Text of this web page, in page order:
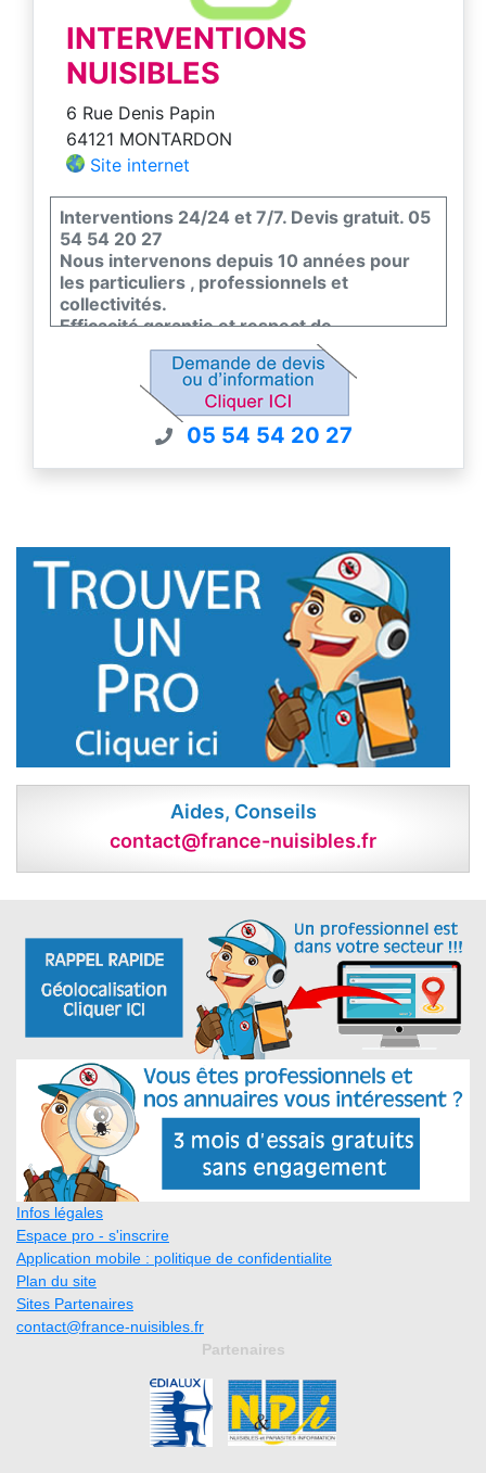
INTERVENTIONS
NUISIBLES
6 Rue Denis Papin
64121 MONTARDON
Site internet
Interventions 24/24 et 7/7. Devis gratuit. 05
54 54 20 27
Nous intervenons depuis 10 années pour
les particuliers , professionnels et
collectivités.
Efficacité garantie et respect de
l'environnement et de la faune et flore.
Nous sommes certifiés certiphyto -
certibiocide et nous sommes couvert par un
contrat d'assurance pour nos interventions.
05 54 54 20 27
Aides, Conseils
contact@france-nuisibles.fr
Infos légales
Espace pro - s'inscrire
Application mobile : politique de confidentialite
Plan du site
Sites Partenaires
contact@france-nuisibles.fr
Partenaires